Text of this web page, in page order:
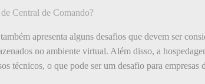
Central de Comando?
apresenta alguns desafios que devem ser
no ambiente virtual. Além disso, a
técnicos, o que pode ser um desafio para empresas